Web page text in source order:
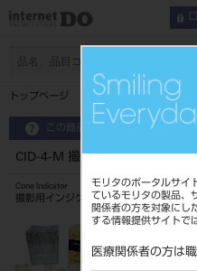
モリタのポータルサイ
ているモリタの製品、
関係者の方を対象にし
する情報提供サイトで
医療関係者の方は
トップページ CID-4-M 撮影用インジ
この商品に関するお問い合わせ
CID-4-M 撮影用インジケーター
Cone Indicator
撮影用インジケーター